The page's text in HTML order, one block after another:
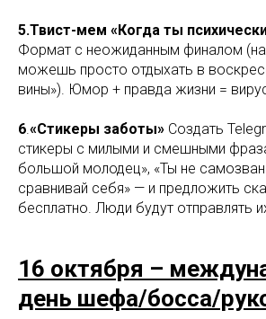
5.Твист-мем «Когда ты
Формат с неожиданным финалом
можешь просто отдыхать в
вины»). Юмор + правда жизни =
6.«Стикеры заботы» Создать
стикеры с милыми и смешными
большой молодец», «Ты не
сравнивай себя» — и предложить
бесплатно. Люди будут отправлять
16 октября –
день шефа/босса/